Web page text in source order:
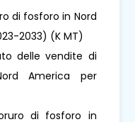
di fosforo in Nord
2033) (K MT)
delle vendite di
America per
di fosforo in